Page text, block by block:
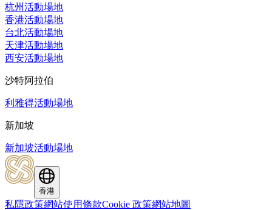
杭州活動場地
香港活動場地
台北活動場地
天津活動場地
西安活動場地
沙特阿拉伯
利雅得活動場地
新加坡
新加坡活動場地
香港
私隱政策網站使用條款Cookie 政策網站地圖